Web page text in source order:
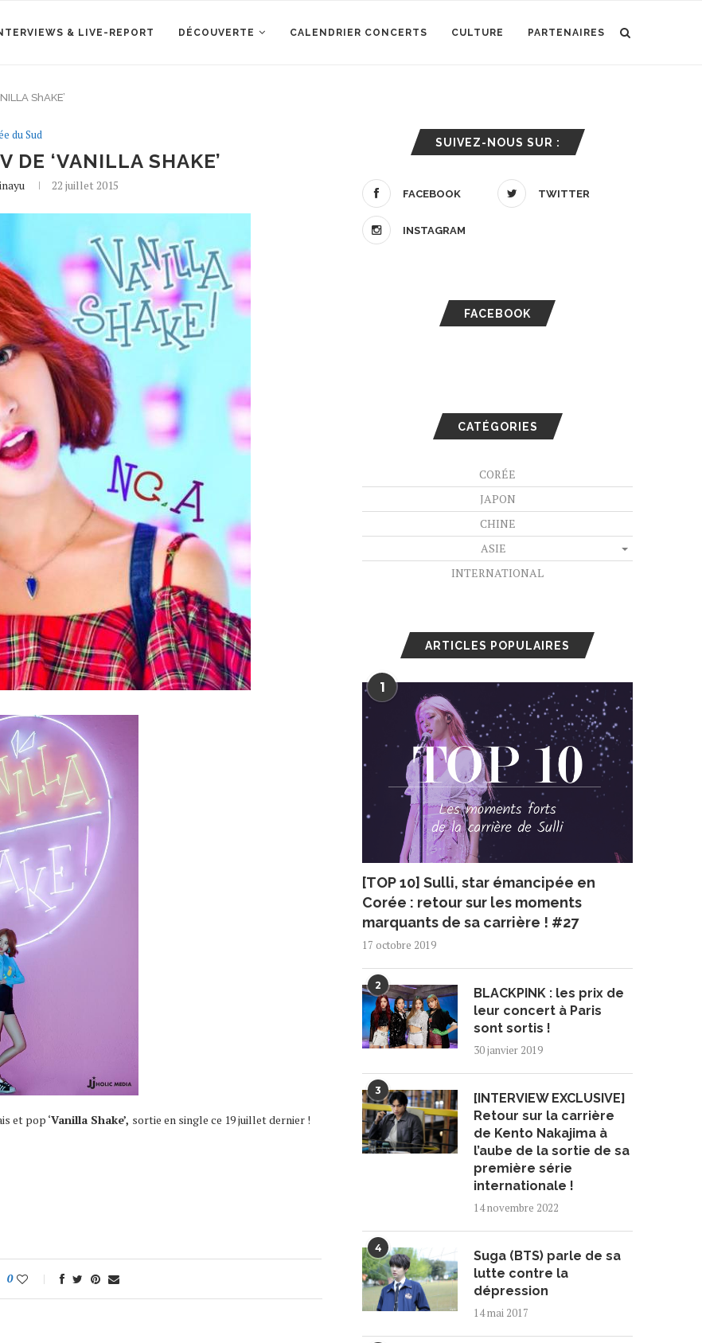
& LIVE-REPORT DÉCOUVERTE CALENDRIER CONCERTS CULTURE PARTENAIRES
ShAKE’
du Sud
DE ‘VANILLA SHAKE’
22 juillet 2015
et pop ‘Vanilla Shake’, sortie en single ce 19 juillet dernier !
0
SUIVEZ-NOUS SUR :
FACEBOOK TWITTER
INSTAGRAM
FACEBOOK
CATÉGORIES
CORÉE
JAPON
CHINE
ASIE
INTERNATIONAL
ARTICLES POPULAIRES
1
[TOP 10] Sulli, star émancipée en
Corée : retour sur les moments
marquants de sa carrière ! #27
17 octobre 2019
2
BLACKPINK : les prix de
leur concert à Paris
sont sortis !
30 janvier 2019
3
[INTERVIEW EXCLUSIVE]
Retour sur la carrière
de Kento Nakajima à
l’aube de la sortie de sa
première série
internationale !
14 novembre 2022
4
Suga (BTS) parle de sa
lutte contre la
dépression
14 mai 2017